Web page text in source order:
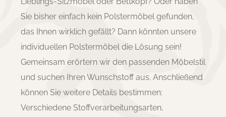
Sie bisher einfach kein Polstermöbel gefunden,
das Ihnen wirklich gefällt? Dann könnten unsere
individuellen Polstermöbel die Lösung sein!
Gemeinsam erörtern wir den passenden Möbelstil
und suchen Ihren Wunschstoff aus. Anschließend
können Sie weitere Details bestimmen:
Verschiedene Stoffverarbeitungsarten,